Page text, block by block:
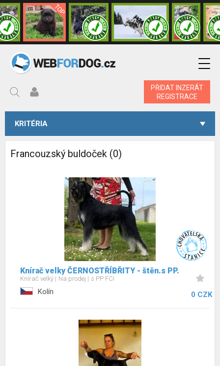
PŘIDAT INZERÁT
REGISTRACE
KRITÉRIA
Francouzský buldoček (0)
Knírač velky ČERNOSTŘÍBŘITY - štěn.s PP.
Knírač velký Na prodej s PP FCI
Kolín 0 CZK